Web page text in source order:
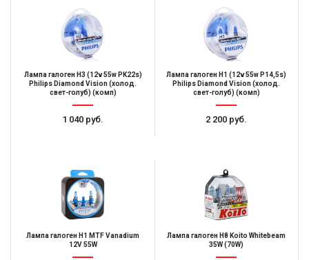
Лампа галоген H3 (12v 55w PK22s)
Philips Diamond Vision (холод.
свет-голуб) (комп)
1 040 руб.
Лампа галоген H1 (12v 55w P14,5s)
Philips Diamond Vision (холод.
свет-голуб) (комп)
2 200 руб.
Лампа галоген H1 MTF Vanadium
12V 55W
Лампа галоген H8 Koito Whitebeam
35W (70W)